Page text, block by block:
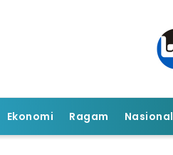
Ekonomi Ragam Nasional